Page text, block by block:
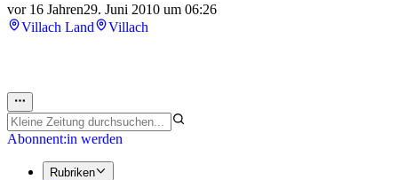
vor 16 Jahren29. Juni 2010 um 06:26
Villach Land
Villach
Abonnent:in werden
Rubriken